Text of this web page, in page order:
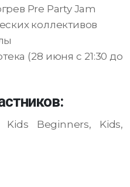
Pre Party Jam
коллективов
(28 июня с 21:30 до
Kids Beginners, Kids,